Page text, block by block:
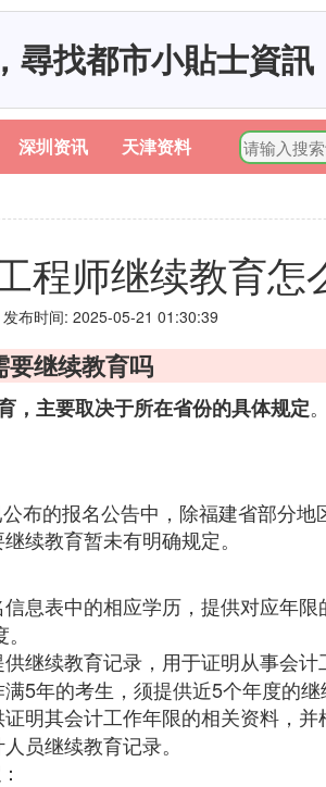
尋找都市小貼士資訊
深圳资讯 天津资料
程师继续教育怎
发布时间: 2025-05-21 01:30:39
要继续教育吗
，主要取决于所在省份的具体规定
布的报名公告中，除福建省部分地
续教育暂未有明确规定。
信息表中的相应学历，提供对应年
供继续教育记录，用于证明从事会
5年的考生，须提供近5个年度的继
证明其会计工作年限的相关资料，
员继续教育记录。
：